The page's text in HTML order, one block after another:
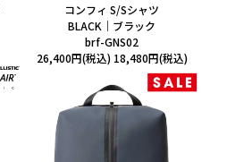
コンフィ S/Sシャツ
BLACK｜ブラック
brf-GNS02
26,400円(税込) 18,480円(税込)